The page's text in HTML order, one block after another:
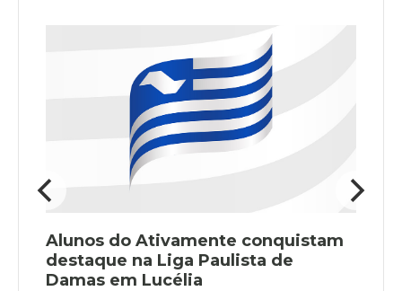
Alunos do Ativamente conquistam
destaque na Liga Paulista de
Damas em Lucélia